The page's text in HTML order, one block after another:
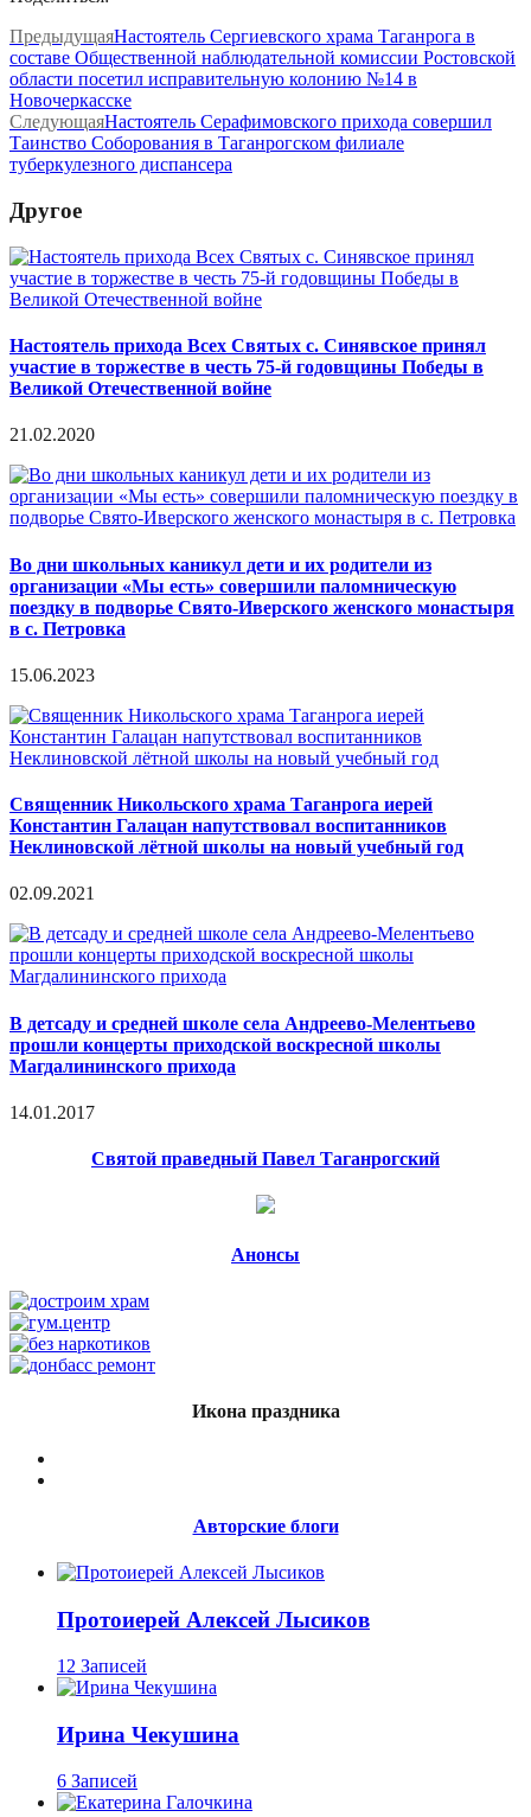
ПредыдущаяНастоятель Сергиевского храма Таганрога в
составе Общественной наблюдательной комиссии Ростовской
области посетил исправительную колонию №14 в
Новочеркасске
СледующаяНастоятель Серафимовского прихода совершил
Таинство Соборования в Таганрогском филиале
туберкулезного диспансера
Другое
Настоятель прихода Всех Святых с. Синявское принял
участие в торжестве в честь 75-й годовщины Победы в
Великой Отечественной войне
21.02.2020
Во дни школьных каникул дети и их родители из
организации «Мы есть» совершили паломническую
поездку в подворье Свято-Иверского женского монастыря
в с. Петровка
15.06.2023
Священник Никольского храма Таганрога иерей
Константин Галацан напутствовал воспитанников
Неклиновской лётной школы на новый учебный год
02.09.2021
В детсаду и средней школе села Андреево-Мелентьево
прошли концерты приходской воскресной школы
Магдалининского прихода
14.01.2017
Святой праведный Павел Таганрогский
Анонсы
Икона праздника
Авторские блоги
Протоиерей Алексей Лысиков
12 Записей
Ирина Чекушина
6 Записей